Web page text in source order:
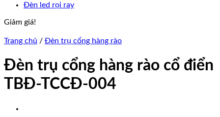
Đèn led rọi ray
Giảm giá!
Trang chủ / Đèn trụ cổng hàng rào
Đèn trụ cổng hàng rào cổ điển
TBĐ-TCCĐ-004